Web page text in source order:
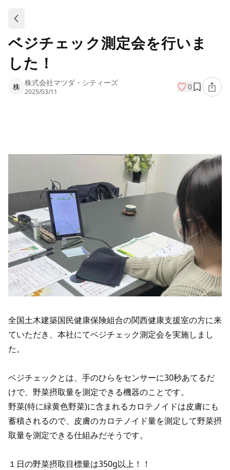
ベジチェック測定会を行いま
した！
株 株式会社マツダ・シティーズ
2025/03/11
0
全国土木建築国民健康保険組合の関西健康支援室の方に来
ていただき、本社にてベジチェック測定会を実施しまし
た。
ベジチェックとは、手のひらをセンサーに30秒あてるだ
けで、野菜摂取量を測定できる機器のことです。
野菜(特に緑黄色野菜)に含まれるカロテノイドは皮膚にも
蓄積されるので、皮膚のカロテノイド量を測定して野菜摂
取量を測定できる仕組みだそうです。
１日の野菜摂取目標量は350g以上！！